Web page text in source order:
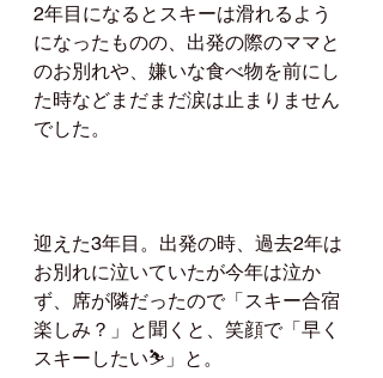
2年目になるとスキーは滑れるよう
になったものの、出発の際のママと
のお別れや、嫌いな食べ物を前にし
た時などまだまだ涙は止まりません
でした。
迎えた3年目。出発の時、過去2年は
お別れに泣いていたが今年は泣か
ず、席が隣だったので「スキー合宿
楽しみ？」と聞くと、笑顔で「早く
スキーしたい⛷」と。